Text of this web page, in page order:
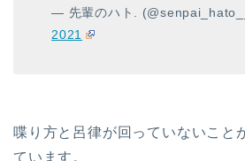
— 先輩のハト.
2021
喋り方と呂律が回っていないこと
ています。